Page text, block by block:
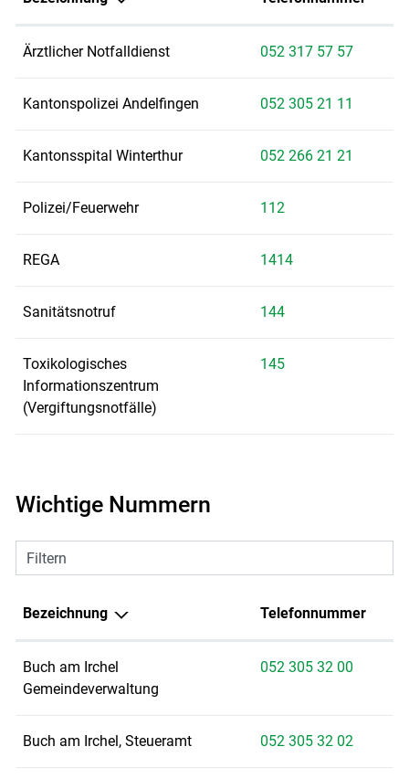
Ärztlicher Notfalldienst 052 317 57 57
Kantonspolizei Andelfingen 052 305 21 11
Kantonsspital Winterthur 052 266 21 21
Polizei/Feuerwehr 112
REGA 1414
Sanitätsnotruf 144
Toxikologisches
Informationszentrum
(Vergiftungsnotfälle)
145
Wichtige Nummern
Filtern
Bezeichnung Telefonnummer
Buch am Irchel
Gemeindeverwaltung
052 305 32 00
Buch am Irchel, Steueramt 052 305 32 02